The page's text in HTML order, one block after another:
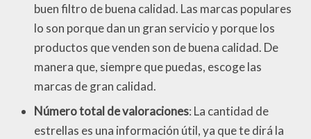
buen filtro de buena calidad. Las marcas populares
lo son porque dan un gran servicio y porque los
productos que venden son de buena calidad. De
manera que, siempre que puedas, escoge las
marcas de gran calidad.
Número total de valoraciones: La cantidad de
estrellas es una información útil, ya que te dirá la